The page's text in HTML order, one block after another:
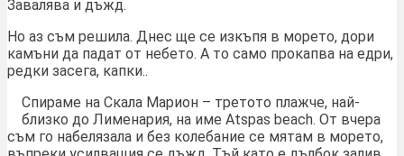
Завалява и дъжд.
Но аз съм решила. Днес ще се изкъпя в морето, дори
камъни да падат от небето. А то само прокапва на едри,
редки засега, капки..
Спираме на Скала Марион – третото плажче, най-
близко до Лименария, на име Atspas beach. От вчера
съм го набелязала и без колебание се мятам в морето,